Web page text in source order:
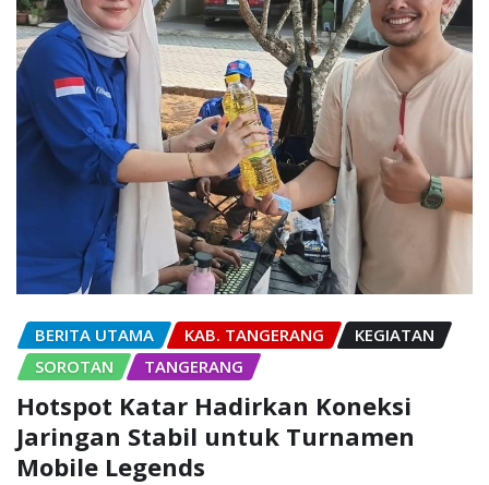
BERITA UTAMA KAB. TANGERANG
KEGIATAN
SOROTAN
TANGERANG
Hotspot Katar Hadirkan Koneksi
Jaringan Stabil untuk Turnamen
Mobile Legends